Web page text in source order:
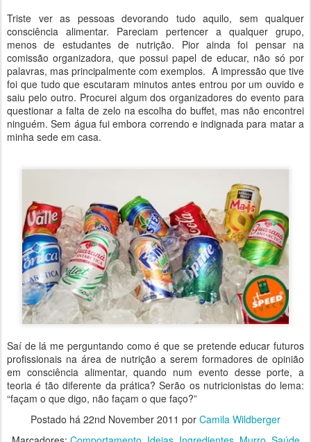
Triste ver as pessoas devorando tudo aquilo, sem qualquer
consciência alimentar. Pareciam pertencer a qualquer grupo,
menos de estudantes de nutrição. Pior ainda foi pensar na
comissão organizadora, que possui papel de educar, não só por
palavras, mas principalmente com exemplos. A impressão que tive
foi que tudo que escutaram minutos antes entrou por um ouvido e
saiu pelo outro. Procurei algum dos organizadores do evento para
questionar a falta de zelo na escolha do buffet, mas não encontrei
ninguém. Sem água fui embora correndo e indignada para matar a
minha sede em casa.
Saí de lá me perguntando como é que se pretende educar futuros
profissionais na área de nutrição a serem formadores de opinião
em consciência alimentar, quando num evento desse porte, a
teoria é tão diferente da prática? Serão os nutricionistas do lema:
“façam o que digo, não façam o que faço?”
Postado há 22nd November 2011 por Camila Wildberger